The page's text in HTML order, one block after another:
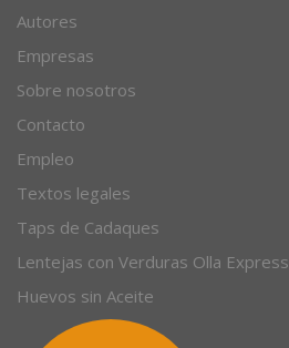
Autores
Empresas
Sobre nosotros
Contacto
Empleo
Textos legales
Taps de Cadaques
Lentejas con Verduras Olla Express
Huevos sin Aceite